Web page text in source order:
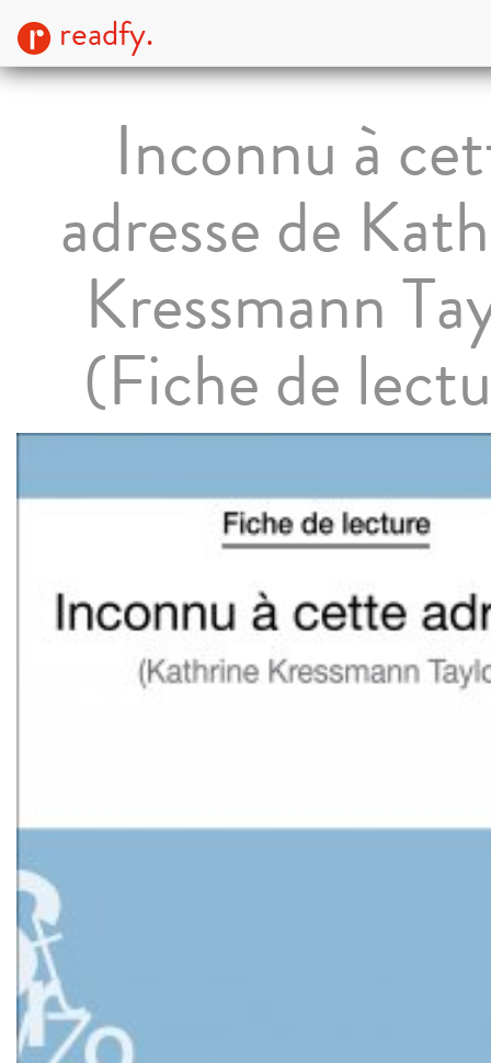
readfy.
Inconnu à
adresse de
Kressmann
(Fiche de